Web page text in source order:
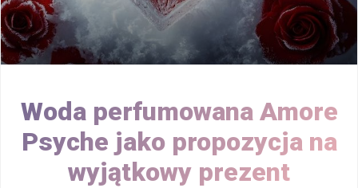
Woda perfumowana Amore
Psyche jako propozycja na
wyjątkowy prezent